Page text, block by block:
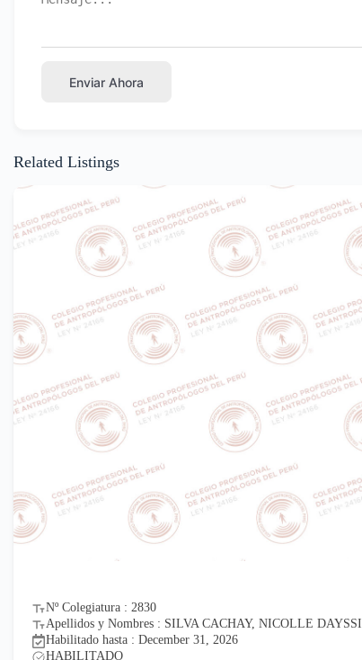
Enviar Ahora
Related Listings
Nº Colegiatura : 2830
Apellidos y Nombres : SILVA CACHAY, NICOLLE DAYSSI
Habilitado hasta : December 31, 2026
HABILITADO